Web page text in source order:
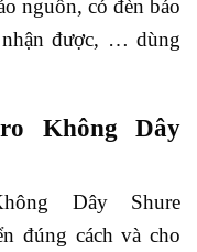
nguồn, có đèn báo
nhận được, … dùng
Không Dây
Dây Shure
đúng cách và cho